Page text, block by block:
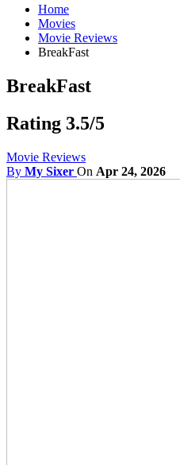
Home
Movies
Movie Reviews
BreakFast
BreakFast
Rating 3.5/5
Movie Reviews
By My Sixer On Apr 24, 2026